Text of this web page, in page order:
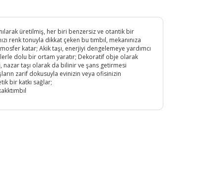
üretilmiş, her biri benzersiz ve otantik bir
renk tonuyla dikkat çeken bu tımbıl, mekanınıza
katar; Akik taşı, enerjiyi dengelemeye yardımcı
dolu bir ortam yaratır; Dekoratif obje olarak
nazar taşı olarak da bilinir ve şans getirmesi
zarif dokusuyla evinizin veya ofisinizin
bir katkı sağlar;